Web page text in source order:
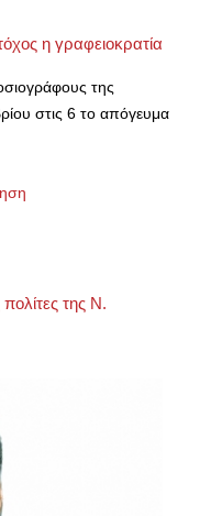
η γραφειοκρατία
της
στις 6 το απόγευμα
της Ν.